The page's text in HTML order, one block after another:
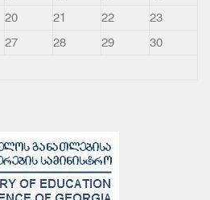
20 21 22
23
27 28 29
30